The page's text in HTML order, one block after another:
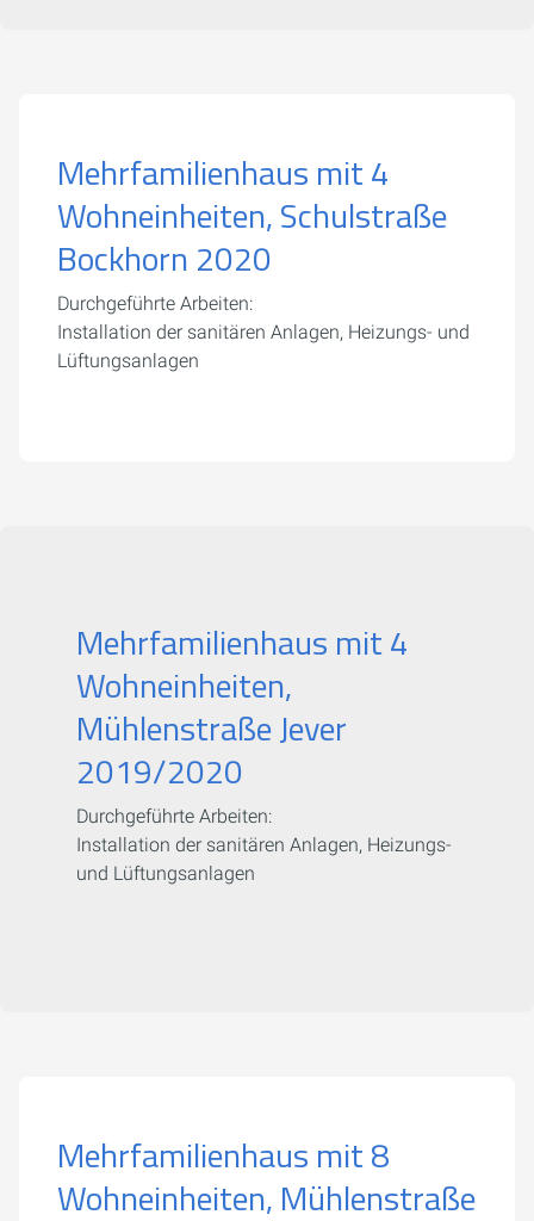
Mehrfamilienhaus mit 4
Wohneinheiten, Schulstraße
Bockhorn 2020
Durchgeführte Arbeiten:
Installation der sanitären Anlagen, Heizungs- und
Lüftungsanlagen
Mehrfamilienhaus mit 4
Wohneinheiten,
Mühlenstraße Jever
2019/2020
Durchgeführte Arbeiten:
Installation der sanitären Anlagen, Heizungs-
und Lüftungsanlagen
Mehrfamilienhaus mit 8
Wohneinheiten, Mühlenstraße